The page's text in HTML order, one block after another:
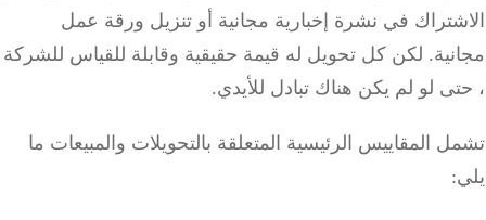
في نشرة إخبارية مجانية أو تنزيل ورقة عمل
لكن كل تحويل له قيمة حقيقية وقابلة للقياس للشركة
لو لم يكن هناك تبادل للأيدي.
المقاييس الرئيسية المتعلقة بالتحويلات والمبيعات ما